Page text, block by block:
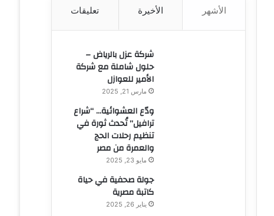
الأشهر الأخيرة تعليقات
شركة عزل بالرياض –
حلول شاملة مع شركة
الأمير للعوازل
مارس 21, 2025
ودّع العشوائية… “شراع
ترافيل” تُحدث ثورة في
تنظيم رحلات الحج
والعمرة من مصر
مايو 23, 2025
جولة صحفية في حياة
كاتبة مصرية
يناير 26, 2025